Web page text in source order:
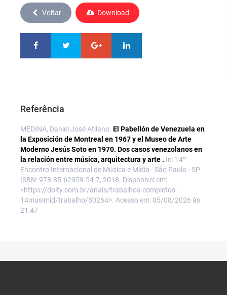
Voltar Download
Referência
MEDINA, Daniel José Atilano. El Pabellón de Venezuela en
la Exposición de Montreal en 1967 y el Museo de Arte
Moderno Jesús Soto en 1970. Dos casos venezolanos en
la relación entre música, arquitectura y arte . In: 14º
Encontro Internacional de Música e Mídia - São Paulo - SP
ISBN: 978-85-62959-54-7, 2018. Disponível em:
<https://doity.com.br/anais/trabalhos-completos-
14musimid/trabalho/80264>. Acesso em: 05/08/2026 às
21:47